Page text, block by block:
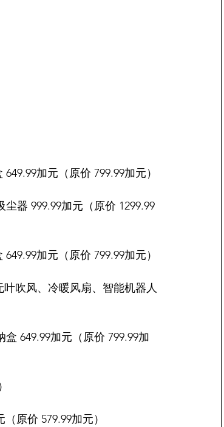
加元（原价 799.99加元）
器 999.99加元（原价 1299.99
加元（原价 799.99加元）
吹风、冷暖风扇、智能机器人
649.99加元（原价 799.99加
原价 579.99加元）